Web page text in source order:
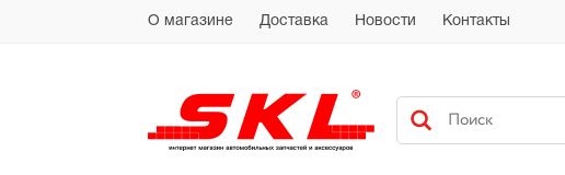
Автохимия Краснодар Доставка доставка по Краснодарскому краю бесплатная
сайт автохимия оптомО магазине Доставка Новости Контакты